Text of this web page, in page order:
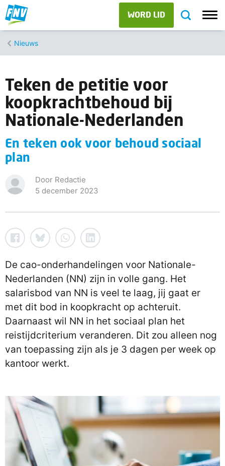
WORD LID
Nieuws
Teken de petitie voor
koopkrachtbehoud bij
Nationale-Nederlanden
En teken ook voor behoud sociaal
plan
Door Redactie
5 december 2023
De cao-onderhandelingen voor Nationale-
Nederlanden (NN) zijn in volle gang. Het
salarisbod van NN is veel te laag, jij gaat er
met dit bod in koopkracht op achteruit.
Daarnaast wil NN in het sociaal plan het
reistijdcriterium veranderen. Dit zou alleen nog
van toepassing zijn als je 3 dagen per week op
kantoor werkt.